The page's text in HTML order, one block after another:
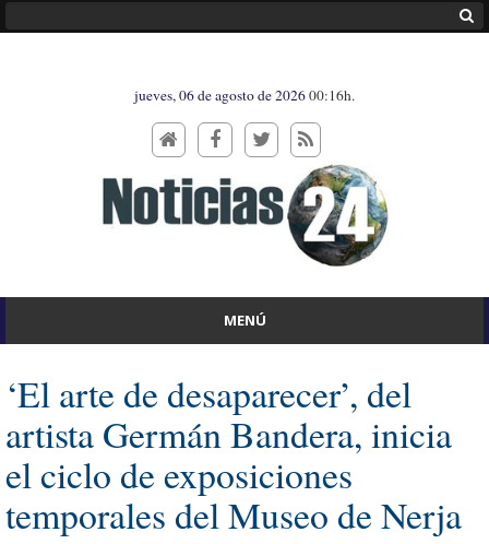
jueves, 06 de agosto de 202600:16h.
MENÚ
‘El arte de desaparecer’, del
artista Germán Bandera, inicia
el ciclo de exposiciones
temporales del Museo de Nerja